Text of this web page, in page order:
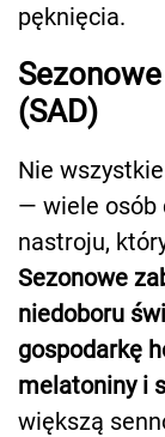
pęknięcia.
(SAD)
Nie
— wiele osób
nastroju,
Sezonowe
niedoboru
gospodarkę
melatoniny i
większą